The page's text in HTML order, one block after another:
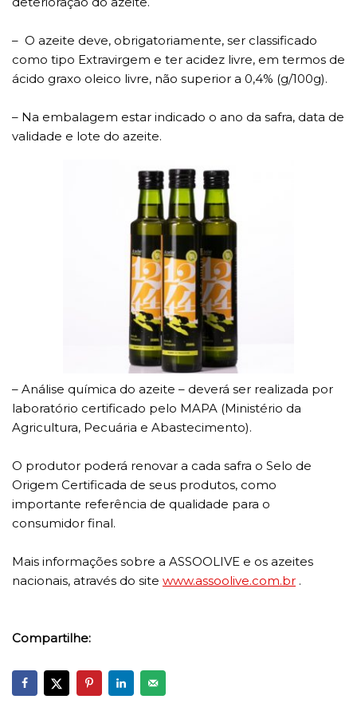
– O azeite deve, obrigatoriamente, ser classificado
como tipo Extravirgem e ter acidez livre, em termos de
ácido graxo oleico livre, não superior a 0,4% (g/100g).
– Na embalagem estar indicado o ano da safra, data de
validade e lote do azeite.
– Análise química do azeite – deverá ser realizada por
laboratório certificado pelo MAPA (Ministério da
Agricultura, Pecuária e Abastecimento).
O produtor poderá renovar a cada safra o Selo de
Origem Certificada de seus produtos, como
importante referência de qualidade para o
consumidor final.
Mais informações sobre a ASSOOLIVE e os azeites
nacionais, através do site www.assoolive.com.br .
Compartilhe: